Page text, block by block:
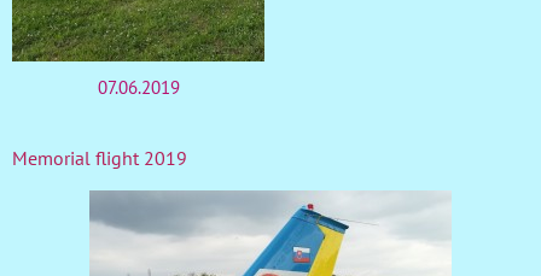
07.06.2019
Memorial flight 2019